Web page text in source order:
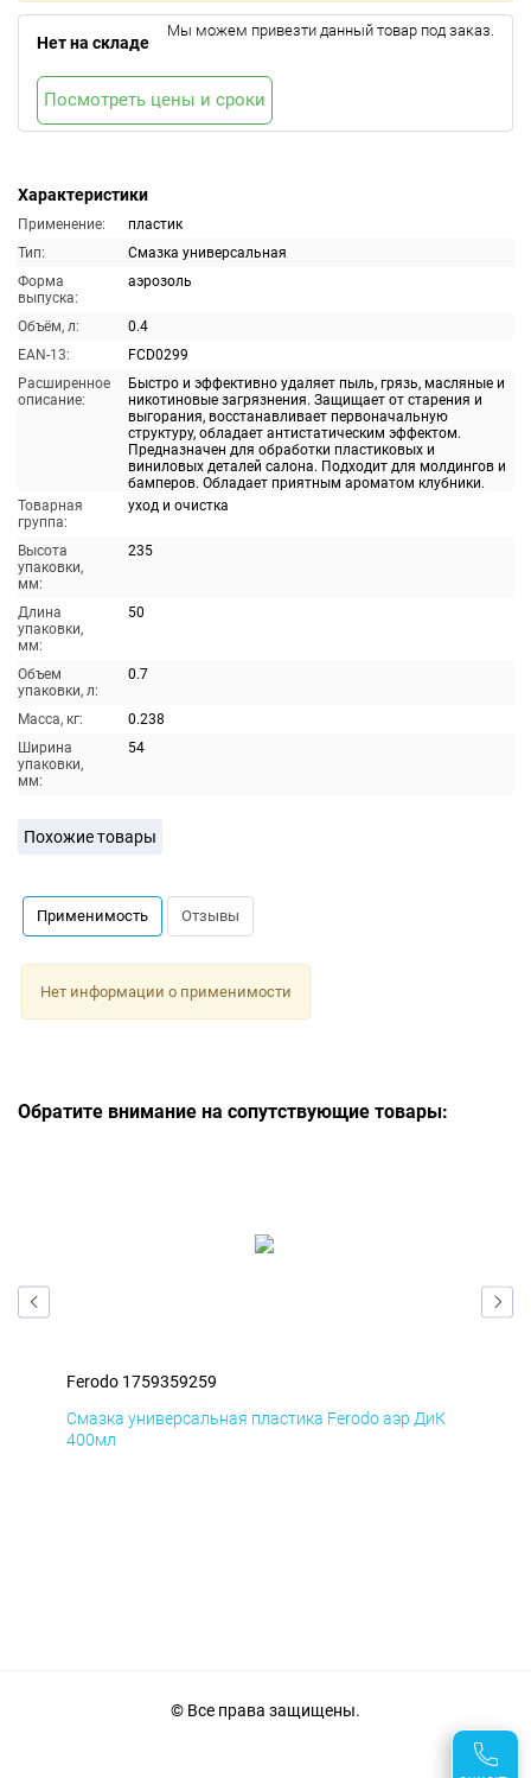
Характеристики
Применение:
пластик
Тип:
Смазка универсальная
Форма
выпуска:
аэрозоль
Объём, л:
0.4
EAN-13:
FCD0299
Расширенное
описание:
Быстро и эффективно удаляет пыль, грязь, масляные и
никотиновые загрязнения. Защищает от старения и
выгорания, восстанавливает первоначальную
структуру, обладает антистатическим эффектом.
Предназначен для обработки пластиковых и
виниловых деталей салона. Подходит для молдингов и
бамперов. Обладает приятным ароматом клубники.
Товарная
группа:
уход и очистка
Высота
упаковки,
мм:
235
Длина
упаковки,
мм:
50
Объем
упаковки, л:
0.7
Масса, кг:
0.238
Ширина
упаковки,
мм:
54
Нет на складе
Мы можем привезти данный товар под заказ.
Посмотреть цены и сроки
Похожие товары
Применимость Отзывы
Нет информации о применимости
Обратите внимание на сопутствующие товары:
Ferodo 1759359259
Смазка универсальная пластика Ferodo аэр ДиК
400мл
© Все права защищены.